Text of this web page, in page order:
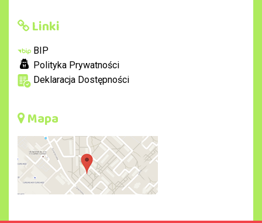
Linki
BIP
Polityka Prywatności
Deklaracja Dostępności
Mapa